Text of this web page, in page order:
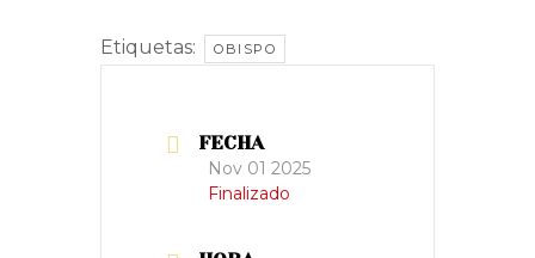
Etiquetas: OBISPO
FECHA
Nov 01 2025
Finalizado